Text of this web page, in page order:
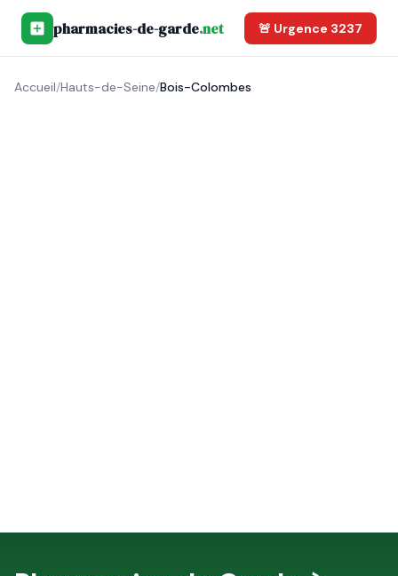
pharmacies-de-garde.net 🚨 Urgence 3237
Accueil/Hauts-de-Seine/Bois-Colombes